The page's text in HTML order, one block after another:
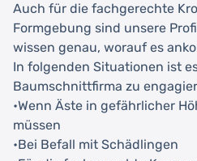
Auch für die fachgerechte
Formgebung sind unsere
wissen genau, worauf es
In folgenden Situationen ist
Baumschnittfirma zu
•Wenn Äste in gefährlicher
müssen
•Bei Befall mit Schädlingen